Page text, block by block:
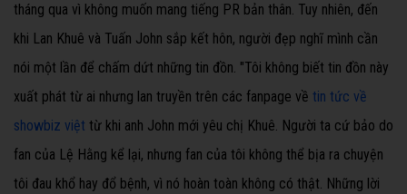
tháng qua vì không muốn mang tiếng PR bản thân. Tuy nhiên, đến
khi Lan Khuê và Tuấn John sắp kết hôn, người đẹp nghĩ mình cần
nói một lần để chấm dứt những tin đồn. "Tôi không biết tin đồn này
xuất phát từ ai nhưng lan truyền trên các fanpage về tin tức về
showbiz việt từ khi anh John mới yêu chị Khuê. Người ta cứ bảo do
fan của Lệ Hằng kể lại, nhưng fan của tôi không thể bịa ra chuyện
tôi đau khổ hay đổ bệnh, vì nó hoàn toàn không có thật. Những lời